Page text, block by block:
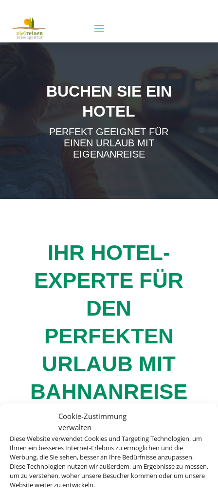
Cookie-Zustimmung
verwalten
Diese Website verwendet Cookies und Targeting Technologien, um
Ihnen ein besseres Internet-Erlebnis zu ermöglichen und die
Werbung, die Sie sehen, besser an Ihre Bedürfnisse anzupassen.
Diese Technologien nutzen wir außerdem, um Ergebnisse zu messen,
um zu verstehen, woher unsere Besucher kommen oder um unsere
Website weiter zu entwickeln.
BUCHEN SIE EIN
HOTEL
PERFEKT GEEIGNET FÜR
EINEN URLAUB MIT
EIGENANREISE
IHR HOTEL-
EXPERTE FÜR
DEN
PERFEKTEN
URLAUB MIT
BAHNANREISE
Bauen Sie sich Ihre Reise selbst zusammen
und profitieren Sie dabei von maximaler
Flexibilität. Die besten Hotelangebote für
Ihren Urlaub finden Sie dabei bei uns.